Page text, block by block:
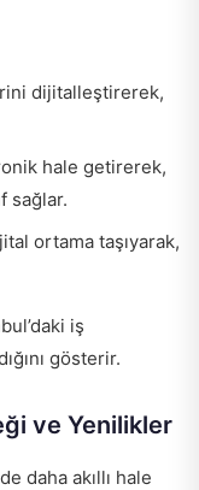
dijitalleştirerek,
hale getirerek,
sağlar.
ortama taşıyarak,
iş
gösterir.
ve Yenilikler
daha akıllı hale